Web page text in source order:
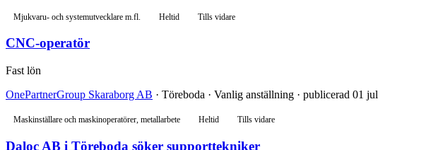
Mjukvaru- och systemutvecklare m.fl. Heltid Tills vidare
CNC-operatör
Fast lön
OnePartnerGroup Skaraborg AB · Töreboda · Vanlig anställning · publicerad 01 jul
Maskinställare och maskinoperatörer, metallarbete Heltid Tills vidare
Daloc AB i Töreboda söker supporttekniker